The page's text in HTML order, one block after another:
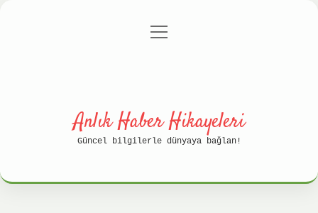
Gizlilik Politikası
menüyü
Anlık Haber Hikayeleri
Güncel bilgilerle dünyaya bağlan!